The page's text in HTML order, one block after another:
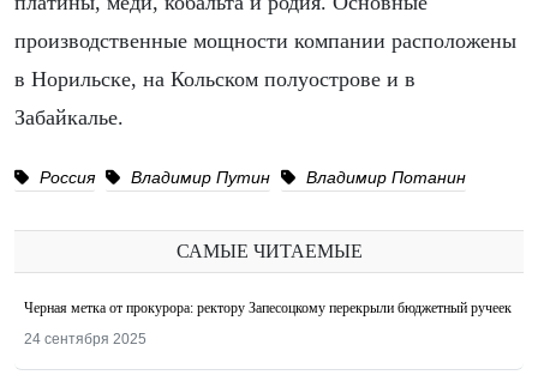
производственные мощности компании расположены
в Норильске, на Кольском полуострове и в
Забайкалье.
Россия Владимир Путин Владимир Потанин
САМЫЕ ЧИТАЕМЫЕ
Черная метка от прокурора: ректору Запесоцкому перекрыли бюджетный ручеек
24 сентября 2025